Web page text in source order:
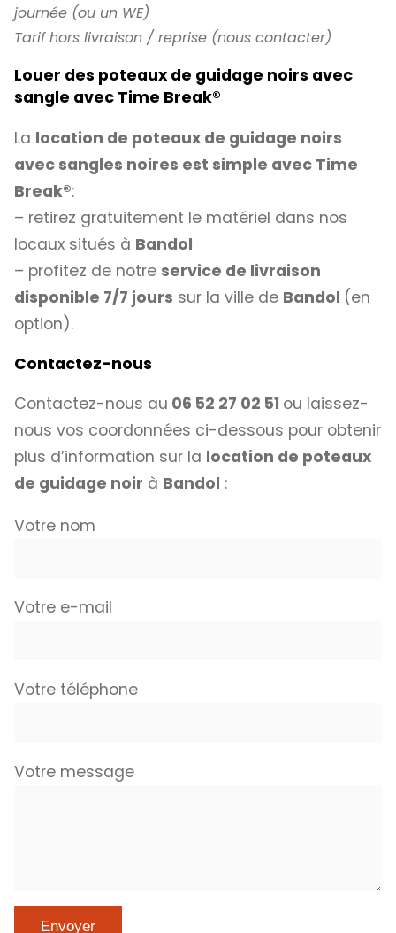
journée (ou un WE)
Tarif hors livraison / reprise (nous contacter)
Louer des poteaux de guidage noirs avec
sangle avec Time Break®
La location de poteaux de guidage noirs
avec sangles noires est simple avec Time
Break®:
– retirez gratuitement le matériel dans nos
locaux situés à Bandol
– profitez de notre service de livraison
disponible 7/7 jours sur la ville de Bandol (en
option).
Contactez-nous
Contactez-nous au 06 52 27 02 51 ou laissez-
nous vos coordonnées ci-dessous pour obtenir
plus d’information sur la location de poteaux
de guidage noir à Bandol :
Votre nom
Votre e-mail
Votre téléphone
Votre message